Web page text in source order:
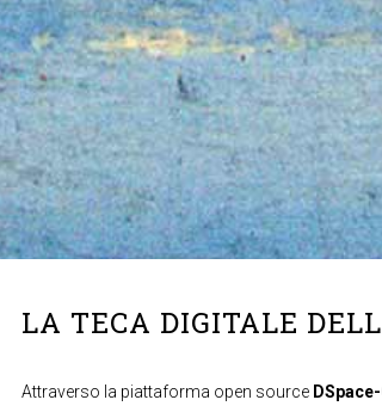
LA TECA DIGITALE
Attraverso la piattaforma open source